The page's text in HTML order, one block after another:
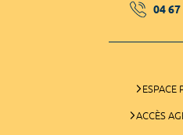
04 67
ESPACE
ACCÈS